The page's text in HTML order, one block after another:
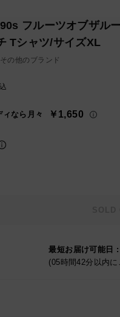
フルーツオブザル
Tシャツ/サイズXL
の他のブランド
ィなら月々 ￥1,650
最短お届け可能日 :
(05時間42分以内